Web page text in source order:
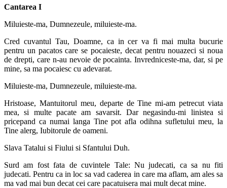
Cantarea I
Miluieste-ma, Dumnezeule, miluieste-ma.
Cred cuvantul Tau, Doamne, ca in cer va fi mai multa bucurie
pentru un pacatos care se pocaieste, decat pentru nouazeci si noua
de drepti, care n-au nevoie de pocainta. Invredniceste-ma, dar, si pe
mine, sa ma pocaiesc cu adevarat.
Miluieste-ma, Dumnezeule, miluieste-ma.
Hristoase, Mantuitorul meu, departe de Tine mi-am petrecut viata
mea, si multe pacate am savarsit. Dar negasindu-mi linistea si
pricepand ca numai langa Tine pot afla odihna sufletului meu, la
Tine alerg, Iubitorule de oameni.
Slava Tatalui si Fiului si Sfantului Duh.
Surd am fost fata de cuvintele Tale: Nu judecati, ca sa nu fiti
judecati. Pentru ca in loc sa vad caderea in care ma aflam, am ales sa
ma vad mai bun decat cei care pacatuisera mai mult decat mine.